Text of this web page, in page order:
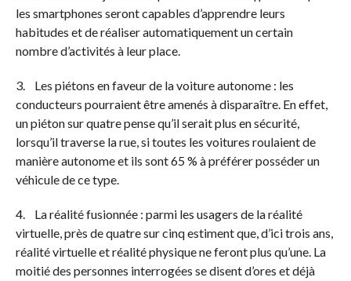
les smartphones seront capables d’apprendre leurs
habitudes et de réaliser automatiquement un certain
nombre d’activités à leur place.
3. Les piétons en faveur de la voiture autonome : les
conducteurs pourraient être amenés à disparaître. En effet,
un piéton sur quatre pense qu’il serait plus en sécurité,
lorsqu’il traverse la rue, si toutes les voitures roulaient de
manière autonome et ils sont 65 % à préférer posséder un
véhicule de ce type.
4. La réalité fusionnée : parmi les usagers de la réalité
virtuelle, près de quatre sur cinq estiment que, d’ici trois ans,
réalité virtuelle et réalité physique ne feront plus qu’une. La
moitié des personnes interrogées se disent d’ores et déjà